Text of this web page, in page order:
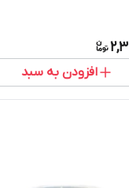
افزودن به سبد